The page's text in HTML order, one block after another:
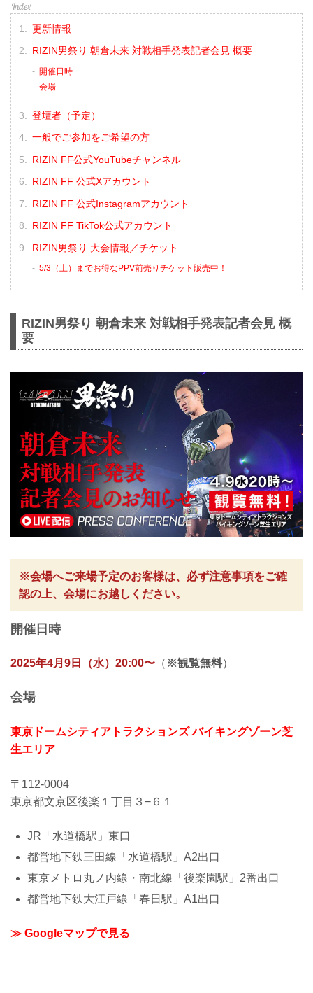
更新情報
RIZIN男祭り 朝倉未来 対戦相手発表記者会見 概要
開催日時
会場
登壇者（予定）
一般でご参加をご希望の方
RIZIN FF公式YouTubeチャンネル
RIZIN FF 公式Xアカウント
RIZIN FF 公式Instagramアカウント
RIZIN FF TikTok公式アカウント
RIZIN男祭り 大会情報／チケット
5/3（土）までお得なPPV前売りチケット販売中！
RIZIN男祭り 朝倉未来 対戦相手発表記者会見 概
要
※会場へご来場予定のお客様は、必ず注意事項をご確
認の上、会場にお越しください。
開催日時
2025年4月9日（水）20:00〜 （ ※観覧無料）
会場
東京ドームシティアトラクションズ バイキングゾーン芝
生エリア
〒112-0004
東京都文京区後楽１丁目３−６１
JR「水道橋駅」東口
都営地下鉄三田線「水道橋駅」A2出口
東京メトロ丸ノ内線・南北線「後楽園駅」2番出口
都営地下鉄大江戸線「春日駅」A1出口
≫ Googleマップで見る